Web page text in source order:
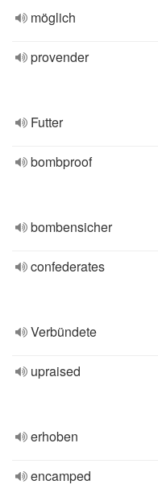
möglich
provender
Futter
bombproof
bombensicher
confederates
Verbündete
upraised
erhoben
encamped